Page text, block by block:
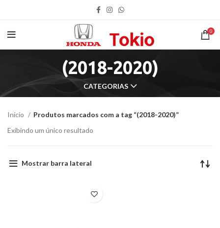
0
(2018-2020)
CATEGORIAS
Início
Produtos marcados com a tag “(2018-2020)”
Exibindo um único resultado
Mostrar barra lateral